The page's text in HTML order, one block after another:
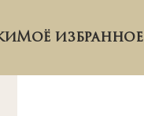
Моё избранное